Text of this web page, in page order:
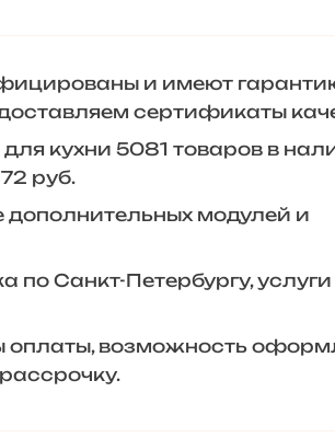
и имеют
сертификаты
кухни 5081 товаров в
руб.
модулей и
по Санкт-Петербургу,
оплаты, возможность